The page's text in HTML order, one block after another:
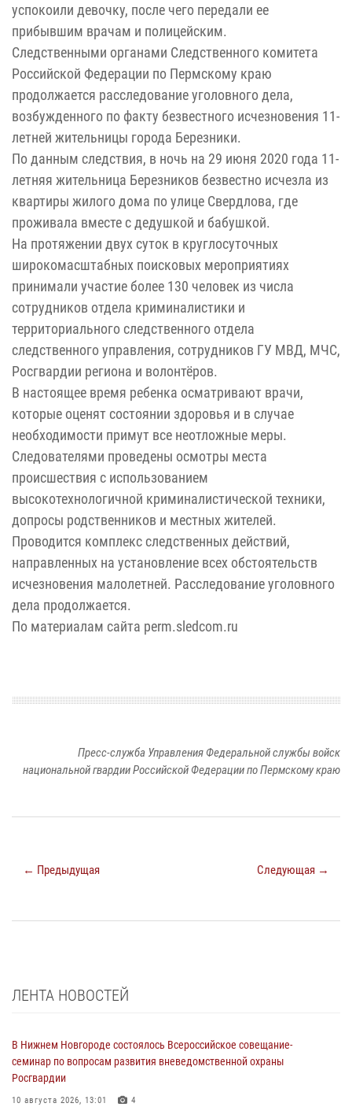
успокоили девочку, после чего передали ее
прибывшим врачам и полицейским.
Следственными органами Следственного комитета
Российской Федерации по Пермскому краю
продолжается расследование уголовного дела,
возбужденного по факту безвестного исчезновения 11-
летней жительницы города Березники.
По данным следствия, в ночь на 29 июня 2020 года 11-
летняя жительница Березников безвестно исчезла из
квартиры жилого дома по улице Свердлова, где
проживала вместе с дедушкой и бабушкой.
На протяжении двух суток в круглосуточных
широкомасштабных поисковых мероприятиях
принимали участие более 130 человек из числа
сотрудников отдела криминалистики и
территориального следственного отдела
следственного управления, сотрудников ГУ МВД, МЧС,
Росгвардии региона и волонтёров.
В настоящее время ребенка осматривают врачи,
которые оценят состоянии здоровья и в случае
необходимости примут все неотложные меры.
Следователями проведены осмотры места
происшествия с использованием
высокотехнологичной криминалистической техники,
допросы родственников и местных жителей.
Проводится комплекс следственных действий,
направленных на установление всех обстоятельств
исчезновения малолетней. Расследование уголовного
дела продолжается.
По материалам сайта perm.sledcom.ru
Пресс-служба Управления Федеральной службы войск
национальной гвардии Российской Федерации по Пермскому краю
← Предыдущая Следующая →
ЛЕНТА НОВОСТЕЙ
В Нижнем Новгороде состоялось Всероссийское совещание-
семинар по вопросам развития вневедомственной охраны
Росгвардии
10 августа 2026, 13:01 4